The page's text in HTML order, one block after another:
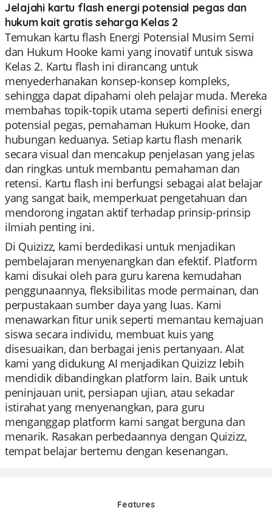
Jelajahi kartu flash energi potensial pegas dan
hukum kait gratis seharga Kelas 2
Temukan kartu flash Energi Potensial Musim Semi
dan Hukum Hooke kami yang inovatif untuk siswa
Kelas 2. Kartu flash ini dirancang untuk
menyederhanakan konsep-konsep kompleks,
sehingga dapat dipahami oleh pelajar muda. Mereka
membahas topik-topik utama seperti definisi energi
potensial pegas, pemahaman Hukum Hooke, dan
hubungan keduanya. Setiap kartu flash menarik
secara visual dan mencakup penjelasan yang jelas
dan ringkas untuk membantu pemahaman dan
retensi. Kartu flash ini berfungsi sebagai alat belajar
yang sangat baik, memperkuat pengetahuan dan
mendorong ingatan aktif terhadap prinsip-prinsip
ilmiah penting ini.
Di Quizizz, kami berdedikasi untuk menjadikan
pembelajaran menyenangkan dan efektif. Platform
kami disukai oleh para guru karena kemudahan
penggunaannya, fleksibilitas mode permainan, dan
perpustakaan sumber daya yang luas. Kami
menawarkan fitur unik seperti memantau kemajuan
siswa secara individu, membuat kuis yang
disesuaikan, dan berbagai jenis pertanyaan. Alat
kami yang didukung AI menjadikan Quizizz lebih
mendidik dibandingkan platform lain. Baik untuk
peninjauan unit, persiapan ujian, atau sekadar
istirahat yang menyenangkan, para guru
menganggap platform kami sangat berguna dan
menarik. Rasakan perbedaannya dengan Quizizz,
tempat belajar bertemu dengan kesenangan.
Features